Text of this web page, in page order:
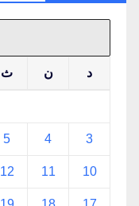
د ن ث
3
4
5
10
11
12